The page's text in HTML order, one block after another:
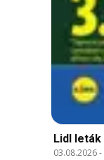
Lidl leták
03.08.2026-